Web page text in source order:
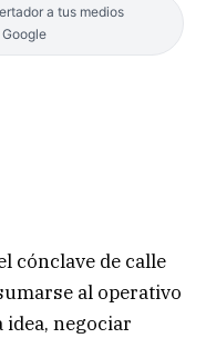
a tus medios
cónclave de calle
al operativo
idea, negociar